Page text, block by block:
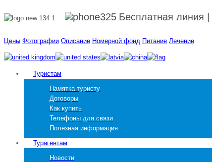
Бесплатная линия
Цены Фотографии Описание Номерной фонд Питание Лечение
Туристам
Памятка туристу
Договоры
Как купить
Телефоны для связи
Полезная информация
Турагентам
Новости